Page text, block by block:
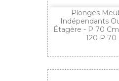
Plonges
Indépendants
Étagère - P 70
120 P 70